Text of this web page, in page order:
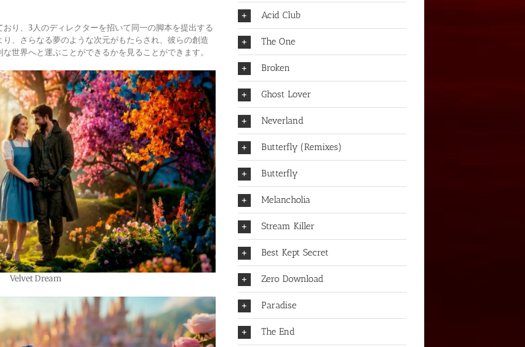
り、3人のディレクターを招いて同一の脚本を提出する
、さらなる夢のような次元がもたらされ、彼らの創造
世界へと運ぶことができるかを見ることができます。
Velvet Dream
Acid Club
The One
Broken
Ghost Lover
Neverland
Butterfly (Remixes)
Butterfly
Melancholia
Stream Killer
Best Kept Secret
Zero Download
Paradise
The End